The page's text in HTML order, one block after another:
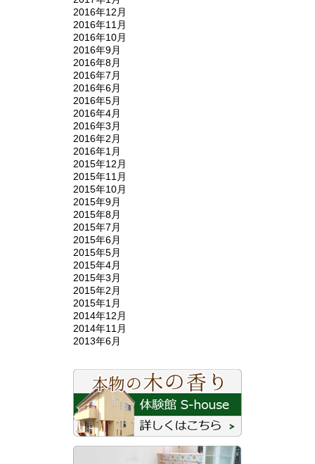
2016年12月
2016年11月
2016年10月
2016年9月
2016年8月
2016年7月
2016年6月
2016年5月
2016年4月
2016年3月
2016年2月
2016年1月
2015年12月
2015年11月
2015年10月
2015年9月
2015年8月
2015年7月
2015年6月
2015年5月
2015年4月
2015年3月
2015年2月
2015年1月
2014年12月
2014年11月
2013年6月